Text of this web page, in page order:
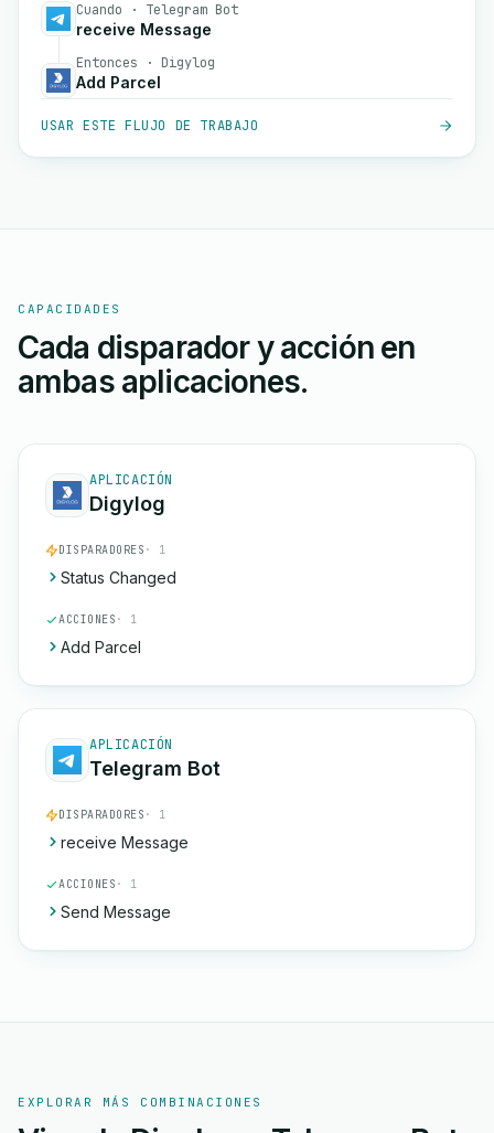
Cuando · Telegram Bot
receive Message
Entonces · Digylog
Add Parcel
USAR ESTE FLUJO DE TRABAJO
CAPACIDADES
Cada disparador y acción en
ambas aplicaciones.
APLICACIÓN
Digylog
DISPARADORES · 1
Status Changed
ACCIONES · 1
Add Parcel
APLICACIÓN
Telegram Bot
DISPARADORES · 1
receive Message
ACCIONES · 1
Send Message
EXPLORAR MÁS COMBINACIONES